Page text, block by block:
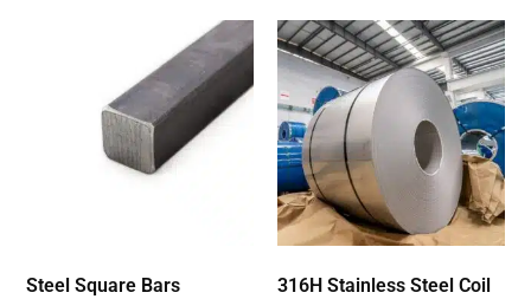
Steel Square Bars 316H Stainless Steel Coil